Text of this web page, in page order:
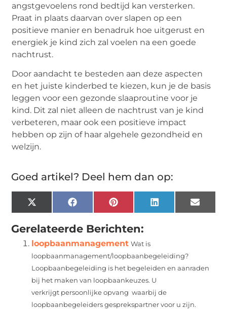
angstgevoelens rond bedtijd kan versterken.
Praat in plaats daarvan over slapen op een
positieve manier en benadruk hoe uitgerust en
energiek je kind zich zal voelen na een goede
nachtrust.
Door aandacht te besteden aan deze aspecten
en het juiste kinderbed te kiezen, kun je de basis
leggen voor een gezonde slaaproutine voor je
kind. Dit zal niet alleen de nachtrust van je kind
verbeteren, maar ook een positieve impact
hebben op zijn of haar algehele gezondheid en
welzijn.
Goed artikel? Deel hem dan op:
X
(Twitter)
FacebookPinterest LinkedIn Email
Gerelateerde Berichten:
loopbaanmanagement Wat is
loopbaanmanagement/loopbaanbegeleiding?
Loopbaanbegeleiding is het begeleiden en aanraden
bij het maken van loopbaankeuzes. U
verkrijgt persoonlijke opvang waarbij de
loopbaanbegeleiders gesprekspartner voor u zijn.